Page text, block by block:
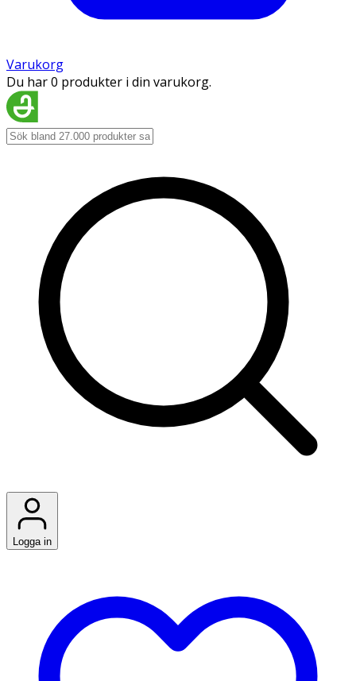
Varukorg
Du har 0 produkter i din varukorg.
Logga in